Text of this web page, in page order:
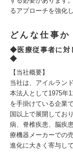
るアプローチを強化
どんな仕事か
◆医療従事者に対
◆
【当社概要】
当社は、アイルラン
本法人として1975年
を手掛けている企業
国以上で展開してお
病、脊椎疾患、脳疾
療機器メーカーでの
進化に大きく寄与し